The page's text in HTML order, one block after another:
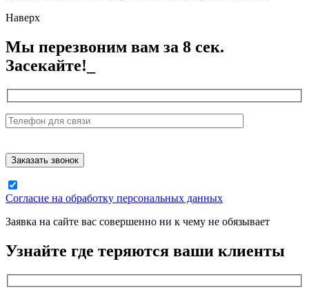
Наверх
Мы перезвоним вам за 8 сек.
Засекайте!_
Согласие на обработку персональных данных
Заявка на сайте вас совершенно ни к чему не обязывает
Узнайте где теряются ваши клиенты